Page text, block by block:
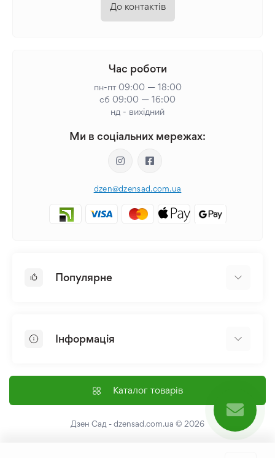
До контактів
Час роботи
пн-пт 09:00 — 18:00
сб 09:00 — 16:00
нд - вихідний
Ми в соціальних мережах:
dzen@dzensad.com.ua
Популярне
Лілія
Насіння
Інформація
Доставка і оплата
Контакти
Каталог товарів
Дзен Сад - dzensad.com.ua © 2026